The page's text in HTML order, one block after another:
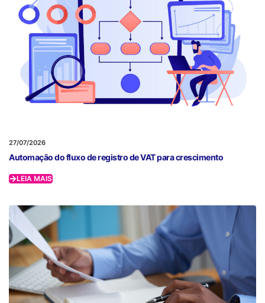
27/07/2026
Automação do fluxo de registro de VAT para crescimento
LEIA MAIS